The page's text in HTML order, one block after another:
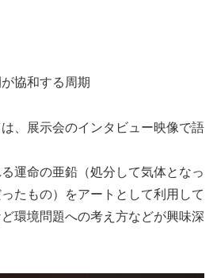
協和する周期
、展示会のインタビュー映像で語
運命の亜鉛（処分して気体となっ
たもの）をアートとして利用して
環境問題への考え方などが興味深